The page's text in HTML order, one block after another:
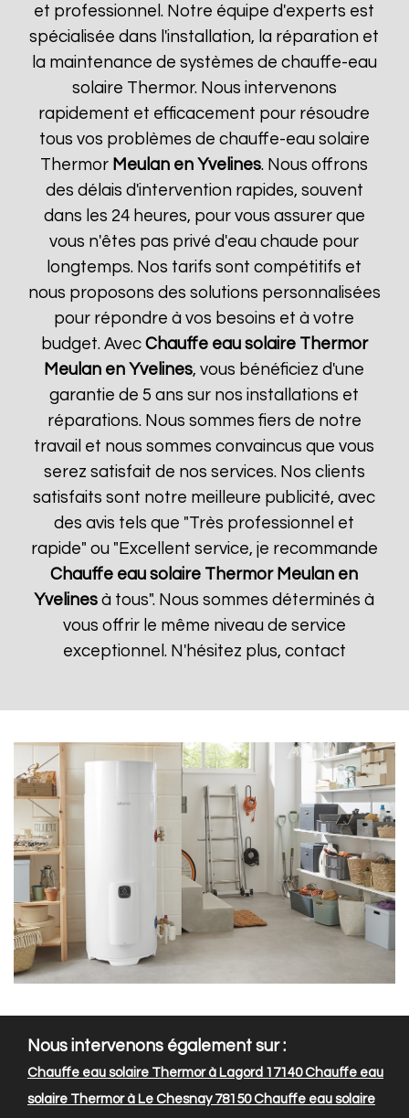
et professionnel. Notre équipe d'experts est
spécialisée dans l'installation, la réparation et
la maintenance de systèmes de chauffe-eau
solaire Thermor. Nous intervenons
rapidement et efficacement pour résoudre
tous vos problèmes de chauffe-eau solaire
Thermor Meulan en Yvelines. Nous offrons
des délais d'intervention rapides, souvent
dans les 24 heures, pour vous assurer que
vous n'êtes pas privé d'eau chaude pour
longtemps. Nos tarifs sont compétitifs et
nous proposons des solutions personnalisées
pour répondre à vos besoins et à votre
budget. Avec Chauffe eau solaire Thermor
Meulan en Yvelines, vous bénéficiez d'une
garantie de 5 ans sur nos installations et
réparations. Nous sommes fiers de notre
travail et nous sommes convaincus que vous
serez satisfait de nos services. Nos clients
satisfaits sont notre meilleure publicité, avec
des avis tels que "Très professionnel et
rapide" ou "Excellent service, je recommande
Chauffe eau solaire Thermor Meulan en
Yvelines à tous". Nous sommes déterminés à
vous offrir le même niveau de service
exceptionnel. N'hésitez plus, contact
Nous intervenons également sur :
Chauffe eau solaire Thermor à Lagord 17140Chauffe eau
solaire Thermor à Le Chesnay 78150Chauffe eau solaire